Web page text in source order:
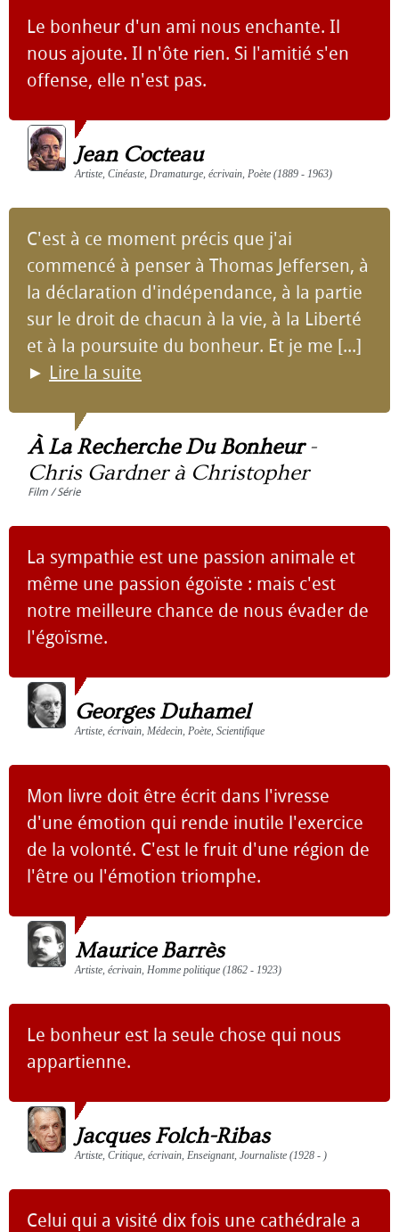
Le bonheur d'un ami nous enchante. Il
nous ajoute. Il n'ôte rien. Si l'amitié s'en
offense, elle n'est pas.
Jean Cocteau
Artiste, Cinéaste, Dramaturge, écrivain, Poète (1889 - 1963)
C'est à ce moment précis que j'ai
commencé à penser à Thomas Jeffersen, à
la déclaration d'indépendance, à la partie
sur le droit de chacun à la vie, à la Liberté
et à la poursuite du bonheur. Et je me [...]
► Lire la suite
À La Recherche Du Bonheur-
Chris Gardner à Christopher
Film / Série
La sympathie est une passion animale et
même une passion égoïste : mais c'est
notre meilleure chance de nous évader de
l'égoïsme.
Georges Duhamel
Artiste, écrivain, Médecin, Poète, Scientifique
Mon livre doit être écrit dans l'ivresse
d'une émotion qui rende inutile l'exercice
de la volonté. C'est le fruit d'une région de
l'être ou l'émotion triomphe.
Maurice Barrès
Artiste, écrivain, Homme politique (1862 - 1923)
Le bonheur est la seule chose qui nous
appartienne.
Jacques Folch-Ribas
Artiste, Critique, écrivain, Enseignant, Journaliste (1928 - )
Celui qui a visité dix fois une cathédrale a